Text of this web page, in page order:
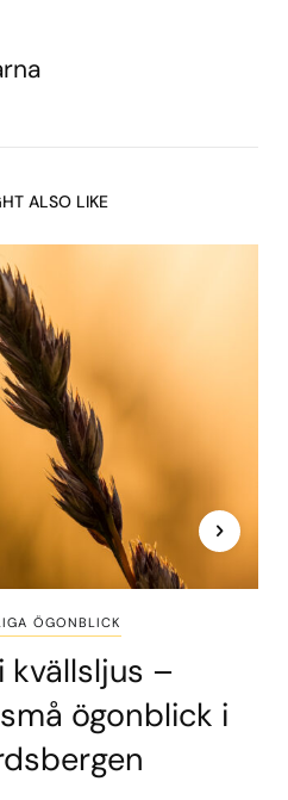
ALSO LIKE
ÖGONBLICK
kvällsljus –
ögonblick i